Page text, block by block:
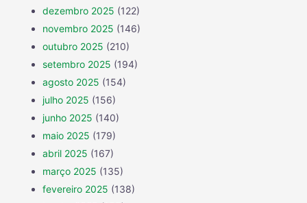
dezembro 2025 (122)
novembro 2025 (146)
outubro 2025 (210)
setembro 2025 (194)
agosto 2025 (154)
julho 2025 (156)
junho 2025 (140)
maio 2025 (179)
abril 2025 (167)
março 2025 (135)
fevereiro 2025 (138)